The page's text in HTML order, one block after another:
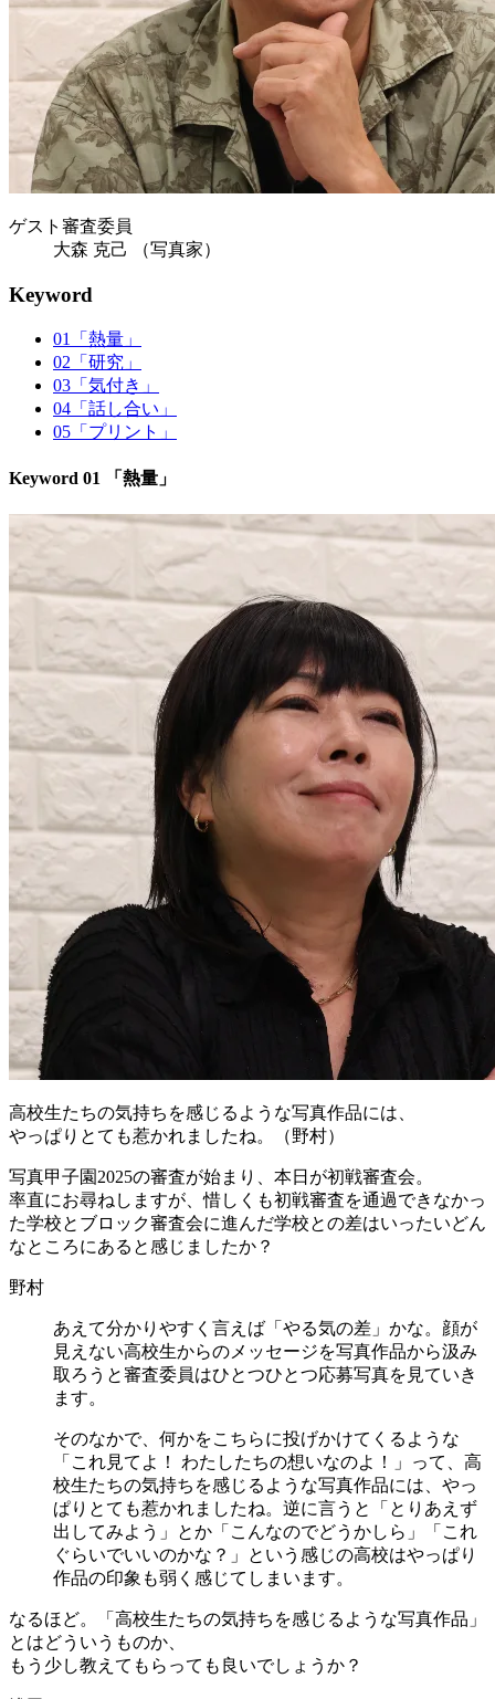
ゲスト審査委員
大森 克己
（写真家）
Keyword
01「熱量」
02「研究」
03「気付き」
04「話し合い」
05「プリント」
Keyword 01 「熱量」
高校生たちの気持ちを感じるような写真作品には、
やっぱりとても惹かれましたね。（野村）
写真甲子園2025の審査が始まり、本日が初戦審査会。
率直にお尋ねしますが、惜しくも初戦審査を通過できなかっ
た学校とブロック審査会に進んだ学校との差はいったいどん
なところにあると感じましたか？
野村
あえて分かりやすく言えば「やる気の差」かな。顔が
見えない高校生からのメッセージを写真作品から汲み
取ろうと審査委員はひとつひとつ応募写真を見ていき
ます。
そのなかで、何かをこちらに投げかけてくるような
「これ見てよ！ わたしたちの想いなのよ！」って、高
校生たちの気持ちを感じるような写真作品には、やっ
ぱりとても惹かれましたね。逆に言うと「とりあえず
出してみよう」とか「こんなのでどうかしら」「これ
ぐらいでいいのかな？」という感じの高校はやっぱり
作品の印象も弱く感じてしまいます。
なるほど。「高校生たちの気持ちを感じるような写真作品」
とはどういうものか、
もう少し教えてもらっても良いでしょうか？